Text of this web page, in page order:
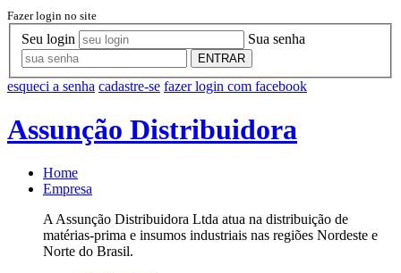
Fazer login no site
Seu login Sua senha
ENTRAR
esqueci a senha cadastre-se fazer login com facebook
Assunção Distribuidora
Home
Empresa
A Assunção Distribuidora Ltda atua na distribuição de
matérias-prima e insumos industriais nas regiões Nordeste e
Norte do Brasil.